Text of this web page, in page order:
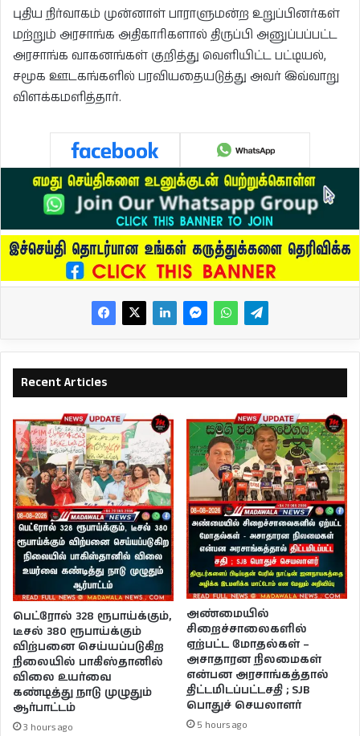
புதிய நிர்வாகம் முன்னாள் பாராளுமன்ற உறுப்பினர்கள்
மற்றும் அரசாங்க அதிகாரிகளால் திருப்பி அனுப்பப்பட்ட
அரசாங்க வாகனங்கள் குறித்து வெளியிட்ட பட்டியல்,
சமூக ஊடகங்களில் பரவியதையடுத்து அவர் இவ்வாறு
விளக்கமளித்தார்.
Recent Articles
பெட்ரோல் 328 ரூபாய்க்கும்,
டீசல் 380 ரூபாய்க்கும்
விற்பனை செய்யப்படுகிற
நிலையில் பாகிஸ்தானில்
விலை உயர்வை
கண்டித்து நாடு முழுதும்
ஆர்பாட்டம்
3 hours ago
அண்மையில்
சிறைச்சாலைகளில்
ஏற்பட்ட மோதல்கள் –
அசாதாரன நிலமைகள்
என்பன அரசாங்கத்தால்
திட்டமிடப்பட்டசதி ; SJB
பொதுச் செயலாளர்
5 hours ago